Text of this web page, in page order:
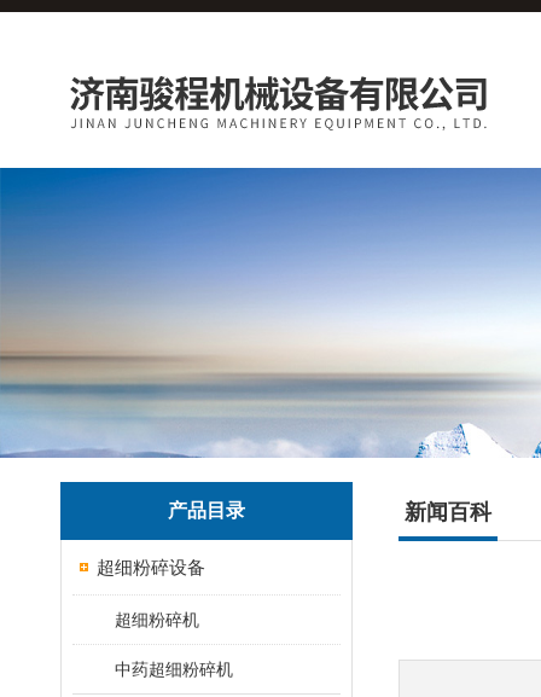
产品目录
超细粉碎设备
超细粉碎机
中药超细粉碎机
新闻百科